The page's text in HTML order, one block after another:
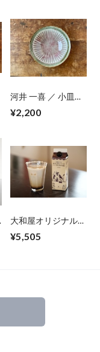
河井 一喜 ／ 小皿
¥2,200
大和屋オリジナル
6本セット
¥5,505